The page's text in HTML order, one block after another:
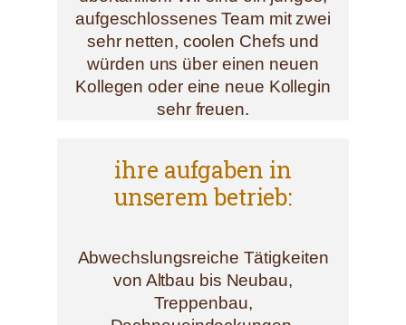
aufgeschlossenes Team mit zwei
sehr netten, coolen Chefs und
würden uns über einen neuen
Kollegen oder eine neue Kollegin
sehr freuen.
ihre aufgaben in
unserem betrieb:
Abwechslungsreiche Tätigkeiten
von Altbau bis Neubau,
Treppenbau,